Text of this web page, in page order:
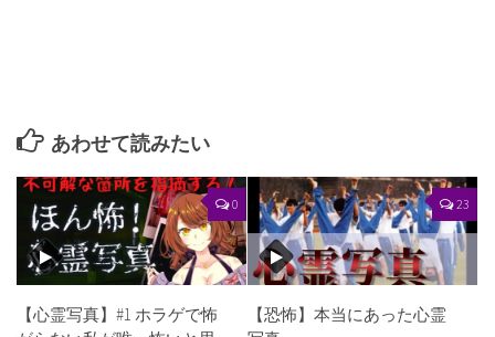
あわせて読みたい
0
【心霊写真】#1 ホラゲで怖
23
【恐怖】本当にあった心霊